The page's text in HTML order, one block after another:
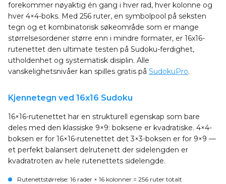
forekommer nøyaktig én gang i hver rad, hver kolonne og
hver 4×4-boks. Med 256 ruter, en symbolpool på seksten
tegn og et kombinatorisk søkeområde som er mange
størrelsesordener større enn i mindre formater, er 16x16-
rutenettet den ultimate testen på Sudoku-ferdighet,
utholdenhet og systematisk disiplin. Alle
vanskelighetsnivåer kan spilles gratis på SudokuPro.
Kjennetegn ved 16x16 Sudoku
16×16-rutenettet har en strukturell egenskap som bare
deles med den klassiske 9×9: boksene er kvadratiske. 4×4-
boksen er for 16×16-rutenettet det 3×3-boksen er for 9×9 —
et perfekt balansert delrutenett der sidelengden er
kvadratroten av hele rutenettets sidelengde.
Rutenettstørrelse: 16 rader × 16 kolonner = 256 ruter totalt